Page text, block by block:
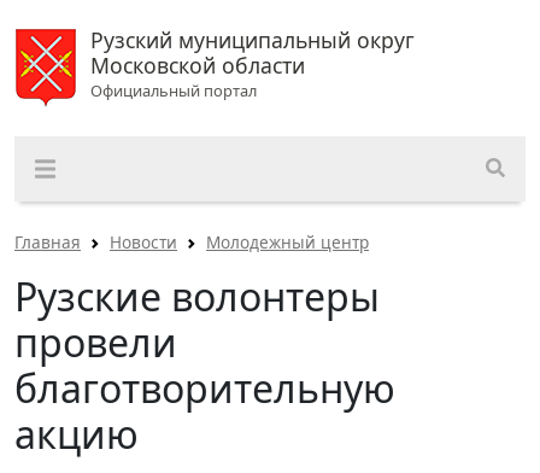
Рузский муниципальный округ
Московской области
Официальный портал
Главная Новости Молодежный центр
Рузские волонтеры
провели
благотворительную
акцию